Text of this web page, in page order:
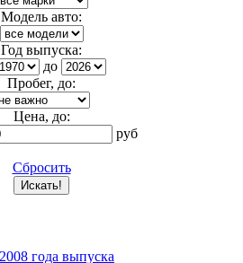
Модель авто:
Год выпуска:
до
Пробег, до:
Цена, до:
руб
Сбросить